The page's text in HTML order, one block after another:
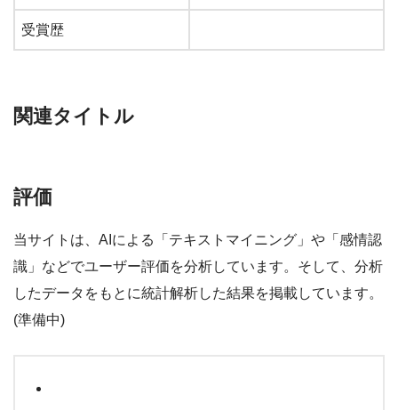
受賞歴
関連タイトル
評価
当サイトは、AIによる「テキストマイニング」や「感情認
識」などでユーザー評価を分析しています。そして、分析
したデータをもとに統計解析した結果を掲載しています。
(準備中)